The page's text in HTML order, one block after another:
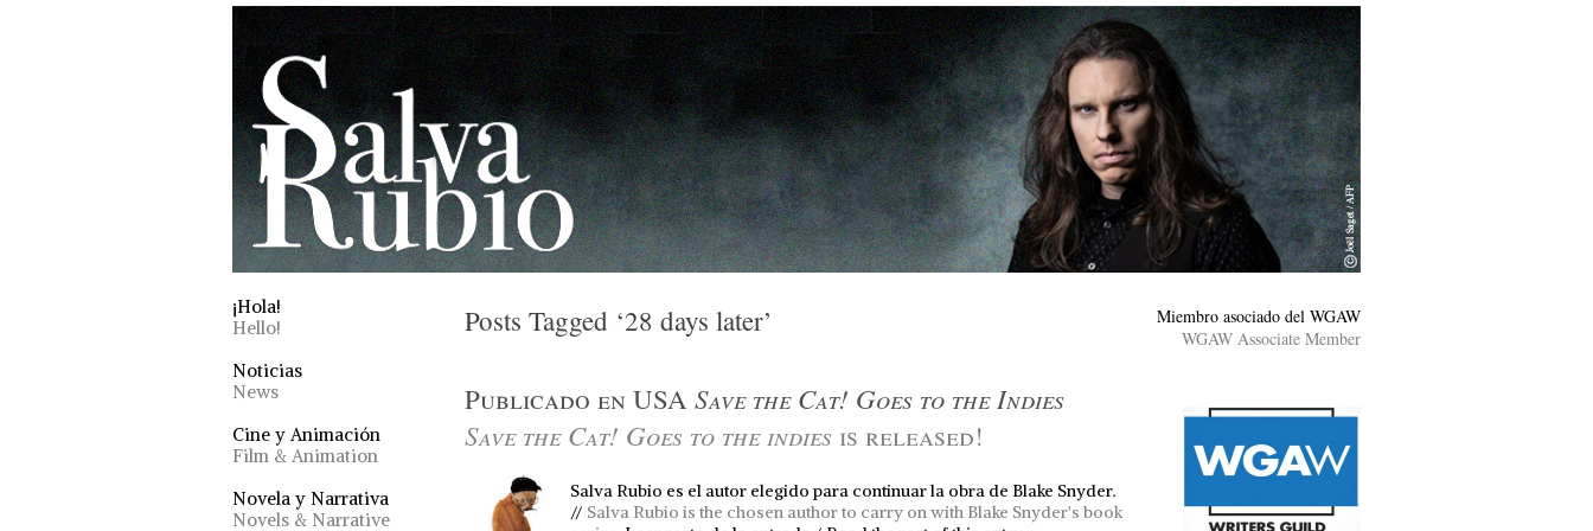
¡Hola!
Hello!
Noticias
News
Cine y Animación
Film & Animation
Novela y Narrativa
Novels & Narrative
Posts Tagged ‘28 days later’
Publicado en USA Save the Cat! Goes to the Indies
Save the Cat! Goes to the indies is released!
Salva Rubio es el autor elegido para continuar la obra de Blake Snyder.
// Salva Rubio is the chosen author to carry on with Blake Snyder's book
Miembro asociado del WGAW
WGAW Associate Member